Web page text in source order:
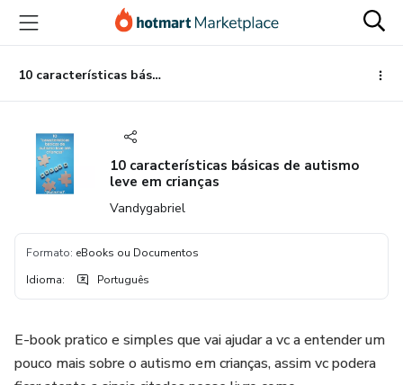
para
conteúdo
principal
para
pagamento
para
rodapé
10 características básicas de autismo leve em crianças
10 características básicas de autismo
leve em crianças
Vandygabriel
Formato: eBooks ou Documentos
Idioma: Português
E-book pratico e simples que vai ajudar a vc a entender um
pouco mais sobre o autismo em crianças, assim vc podera